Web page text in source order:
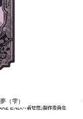
（雫）